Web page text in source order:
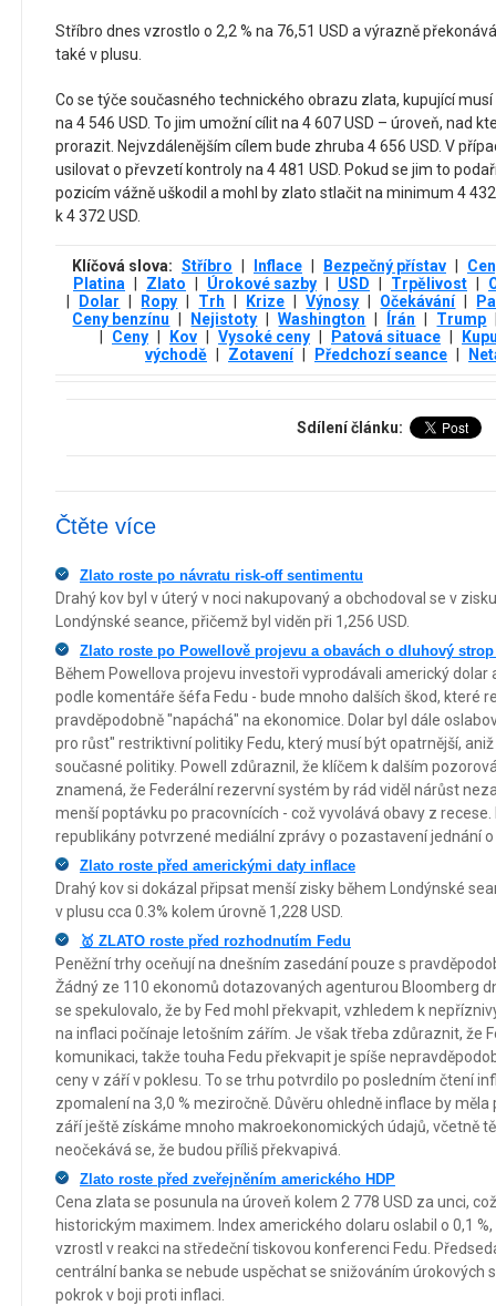
Stříbro dnes vzrostlo o 2,2 % na 76,51 USD a výrazně
také v plusu.
Co se týče současného technického obrazu zlata, kupující
na 4 546 USD. To jim umožní cílit na 4 607 USD – úroveň, nad
prorazit. Nejvzdálenějším cílem bude zhruba 4 656 USD. V
usilovat o převzetí kontroly na 4 481 USD. Pokud se jim to
pozicím vážně uškodil a mohl by zlato stlačit na minimum 4
k 4 372 USD.
Klíčová slova: Stříbro Inflace Bezpečný přístav
Platina
Zlato Úrokové sazby USD Trpělivost
Dolar Ropy Trh Krize Výnosy Očekávání
Ceny benzínu
Nejistoty Washington Írán Trump
Ceny Kov Vysoké ceny Patová situace
východě
Zotavení Předchozí seance
Sdílení článku:
Čtěte více
Zlato roste po návratu risk-off sentimentu
Drahý kov byl v úterý v noci nakupovaný a obchodoval se v
Londýnské seance, přičemž byl viděn při 1,256 USD.
Zlato roste po Powellově projevu a obavách o dluhový strop
Během Powellova projevu investoři vyprodávali americký dolar
podle komentáře šéfa Fedu - bude mnoho dalších škod, které
pravděpodobně "napáchá" na ekonomice. Dolar byl dále
pro růst" restriktivní politiky Fedu, který musí být opatrnější,
současné politiky. Powell zdůraznil, že klíčem k dalším
znamená, že Federální rezervní systém by rád viděl nárůst
menší poptávku po pracovnících - což vyvolává obavy z
republikány potvrzené mediální zprávy o pozastavení jednání
Zlato roste před americkými daty inflace
Drahý kov si dokázal připsat menší zisky během Londýnské
v plusu cca 0.3% kolem úrovně 1,228 USD.
🥇 ZLATO roste před rozhodnutím Fedu
Peněžní trhy oceňují na dnešním zasedání pouze s
Žádný ze 110 ekonomů dotazovaných agenturou Bloomberg
se spekulovalo, že by Fed mohl překvapit, vzhledem k
na inflaci počínaje letošním zářím. Je však třeba zdůraznit, že
komunikaci, takže touha Fedu překvapit je spíše
ceny v září v poklesu. To se trhu potvrdilo po posledním čtení
zpomalení na 3,0 % meziročně. Důvěru ohledně inflace by měla
září ještě získáme mnoho makroekonomických údajů, včetně
neočekává se, že budou příliš překvapivá.
Zlato roste před zveřejněním amerického HDP
Cena zlata se posunula na úroveň kolem 2 778 USD za unci,
historickým maximem. Index amerického dolaru oslabil o 0,1
vzrostl v reakci na středeční tiskovou konferenci Fedu.
centrální banka se nebude uspěchat se snižováním úrokových
pokrok v boji proti inflaci.